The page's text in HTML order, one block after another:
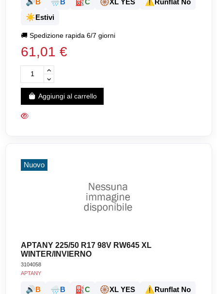
🔊B 🌧️B ⛽C 🛞XL YES ⚠️Runflat No
☀️Estivi
🚚Spedizione rapida 6/7 giorni
61,01 €
Aggiungi al carrello
Nuovo
APTANY 225/50 R17 98V RW645 XL
WINTER/INVIERNO
3104058
APTANY
🔊B 🌧️B ⛽C 🛞XL YES ⚠️Runflat No